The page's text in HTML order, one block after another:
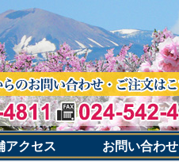
アクセス お問い合わせ